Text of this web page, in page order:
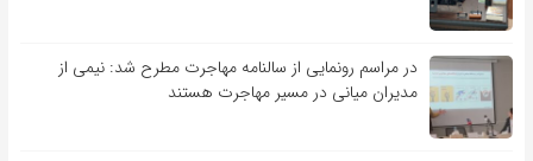
در مراسم رونمایی از سالنامه مهاجرت مطرح شد: نیمی از
مدیران میانی در مسیر مهاجرت هستند